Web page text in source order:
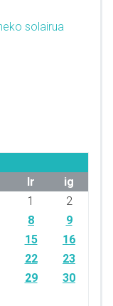
solairua
lr
ig
1
2
8
9
15
16
22
23
29
30